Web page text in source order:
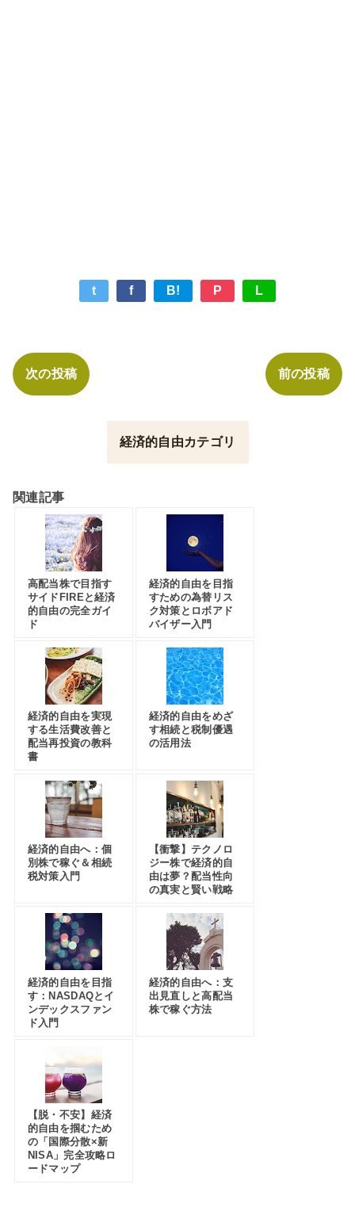
t f B! P L
次の投稿 前の投稿
経済的自由カテゴリ
関連記事
高配当株で目指す
サイドFIREと経済
的自由の完全ガイ
ド
経済的自由を目指
すための為替リス
ク対策とロボアド
バイザー入門
経済的自由を実現
する生活費改善と
配当再投資の教科
書
経済的自由をめざ
す相続と税制優遇
の活用法
経済的自由へ：個
別株で稼ぐ＆相続
税対策入門
【衝撃】テクノロ
ジー株で経済的自
由は夢？配当性向
の真実と賢い戦略
経済的自由を目指
す：NASDAQとイ
ンデックスファン
ド入門
経済的自由へ：支
出見直しと高配当
株で稼ぐ方法
【脱・不安】経済
的自由を掴むため
の「国際分散×新
NISA」完全攻略ロ
ードマップ